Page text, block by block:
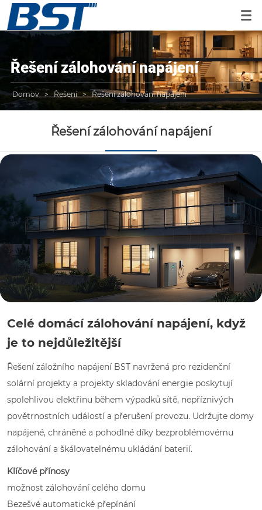
Řešení zálohování napájení
Domov > Řešení > Řešení zálohování napájení
Řešení zálohování napájení
Celé domácí zálohování napájení, když
je to nejdůležitější
Řešení záložního napájení BST navržená pro rezidenční
solární projekty a projekty skladování energie poskytují
spolehlivou elektřinu během výpadků sítě, nepříznivých
povětrnostních událostí a přerušení provozu. Udržujte domy
napájené, chráněné a pohodlné díky bezproblémovému
zálohování a škálovatelnému ukládání baterií.
Klíčové přínosy
možnost zálohování celého domu
Bezešvé automatické přepínání